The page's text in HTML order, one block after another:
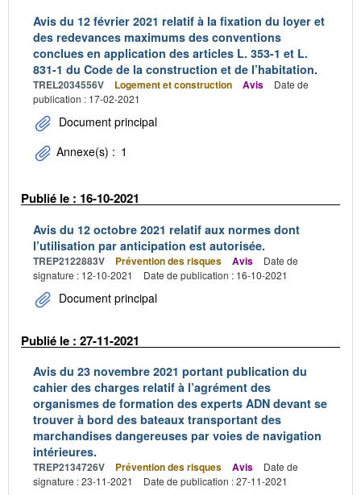
Avis du 12 février 2021 relatif à la fixation du loyer et
des redevances maximums des conventions
conclues en application des articles L. 353-1 et L.
831-1 du Code de la construction et de l’habitation.
TREL2034556V Logement et construction Avis
Date de
publication : 17-02-2021
Document principal
Annexe(s) : 1
Publié le : 16-10-2021
Avis du 12 octobre 2021 relatif aux normes dont
l’utilisation par anticipation est autorisée.
TREP2122883V Prévention des risques Avis
Date de
signature : 12-10-2021
Date de publication : 16-10-2021
Document principal
Publié le : 27-11-2021
Avis du 23 novembre 2021 portant publication du
cahier des charges relatif à l’agrément des
organismes de formation des experts ADN devant se
trouver à bord des bateaux transportant des
marchandises dangereuses par voies de navigation
intérieures.
TREP2134726V Prévention des risques Avis
Date de
signature : 23-11-2021
Date de publication : 27-11-2021